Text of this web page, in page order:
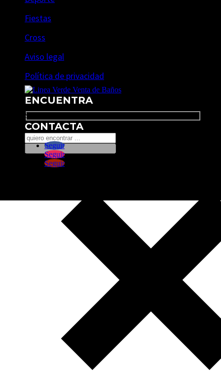
Fiestas
Cross
Aviso legal
Política de privacidad
ENCUENTRA
Search
CONTACTA
Seguir
Seguir
Seguir